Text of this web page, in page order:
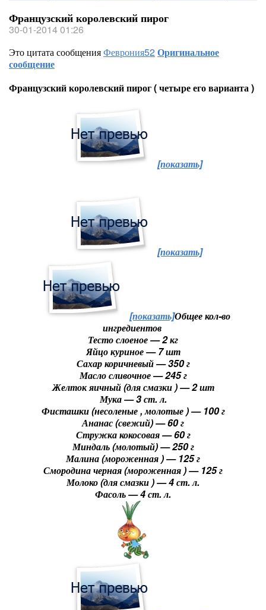
Французский королевский пирог
30-01-2014 01:26
Это цитата сообщенияФеврония52Оригинальное
сообщение
Французский королевский пирог ( четыре его варианта )
[показать]
[показать]
[показать]Общее кол-во
ингредиентов
Тесто слоеное — 2 кг
Яйцо куриное — 7 шт
Сахар коричневый — 350 г
Масло сливочное — 245 г
Желток яичный (для смазки ) — 2 шт
Мука — 3 ст. л.
Фисташки (несоленые , молотые ) — 100 г
Ананас (свежий) — 60 г
Стружка кокосовая — 60 г
Миндаль (молотый) — 250 г
Малина (мороженная ) — 125 г
Смородина черная (мороженная ) — 125 г
Молоко (для смазки ) — 4 ст. л.
Фасоль — 4 ст. л.